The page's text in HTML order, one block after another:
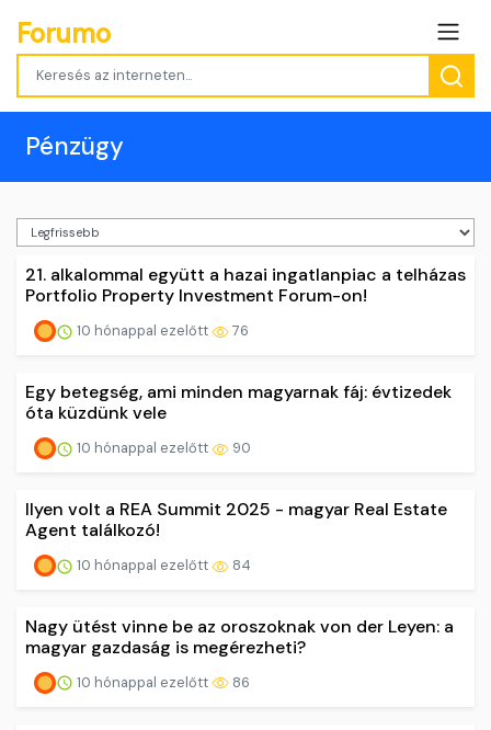
Forumo
Pénzügy
21. alkalommal együtt a hazai ingatlanpiac a telházas
Portfolio Property Investment Forum-on!
10 hónappal ezelőtt 76
Egy betegség, ami minden magyarnak fáj: évtizedek
óta küzdünk vele
10 hónappal ezelőtt 90
Ilyen volt a REA Summit 2025 - magyar Real Estate
Agent találkozó!
10 hónappal ezelőtt 84
Nagy ütést vinne be az oroszoknak von der Leyen: a
magyar gazdaság is megérezheti?
10 hónappal ezelőtt 86